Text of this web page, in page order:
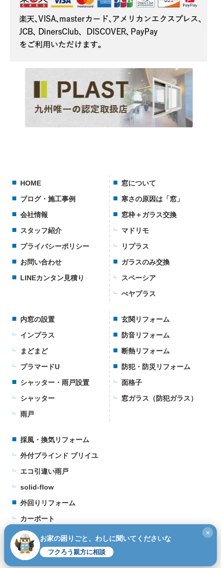
HOME
ブログ・施工事例
会社情報
スタッフ紹介
プライバシーポリシー
お問い合わせ
LINEカンタン見積り
窓について
寒さの原因は「窓」
窓枠＋ガラス交換
マドリモ
リプラス
ガラスのみ交換
スペーシア
ぺヤプラス
内窓の設置
インプラス
まどまど
プラマードU
シャッター・雨戸設置
シャッター
雨戸
玄関リフォーム
防音リフォーム
断熱リフォーム
防犯・防災リフォーム
面格子
窓ガラス（防犯ガラス）
採風・換気リフォーム
外付ブラインド ブリイユ
エコ引違い雨戸
solid-flow
外回りリフォーム
カーポート
ウッドデッキ
テラス
お家の困りごと、わしに聞いてくださいな
フクろう親方に相談
×